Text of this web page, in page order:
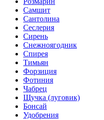
Самшит
Сантолина
Сеслерия
Сирень
Снежноягодник
Спирея
Тимьян
Форзиция
Фотиния
Чабрец
Щучка (луговик)
Бонсай
Удобрения